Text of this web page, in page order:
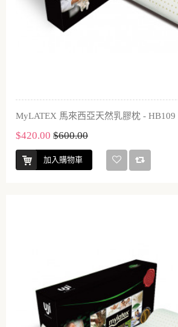
MyLATEX 馬來西亞天然乳膠枕 - HB109
$420.00 $600.00
加入購物車